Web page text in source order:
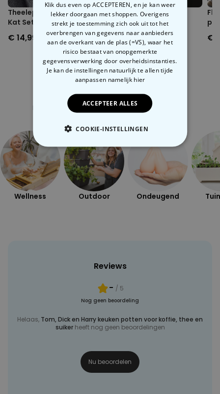
geplaatst
Geschikt voor vaatwasser en magnetron
Theelepel met Hangende
Kat Set van 4
€ 14,99
Katten zout- en
peperstrooiers
€ 12,99 €
Gerelateerde categorie
Bekijk onze andere categorie met ongewone dingen
Wellness Outdoor Ondeugend
Reviews
- / 5
Nog geen beoordeling
Helaas, Tom, Dick en Harry keuken potten voor koffie, thee en
suikerheeft nog geen beoordelingen
Nu beoordelen
Klik dus even op ACCEPTEREN, en je kan weer
lekker doorgaan met shoppen. Overigens
strekt je toestemming zich ook uit tot het
overbrengen van gegevens naar aanbieders
aan de overkant van de plas (=VS), waar het
risico bestaat van onopgemerkte
gegevensverwerking door overheidsinstanties.
Je kan de instellingen natuurlijk te allen tijde
aanpassen namelijk hier
ACCEPTEER ALLES
COOKIE-INSTELLINGEN
NOODZAKELIJK
PERFORMANCE
MARKETING OVERIGE